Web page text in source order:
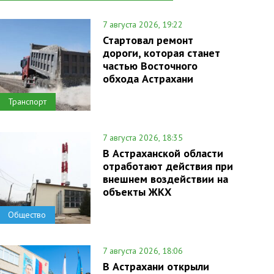
Транспорт
7 августа 2026, 19:22
Стартовал ремонт
дороги, которая станет
частью Восточного
обхода Астрахани
Общество
7 августа 2026, 18:35
В Астраханской области
отработают действия при
внешнем воздействии на
объекты ЖКХ
7 августа 2026, 18:06
В Астрахани открыли